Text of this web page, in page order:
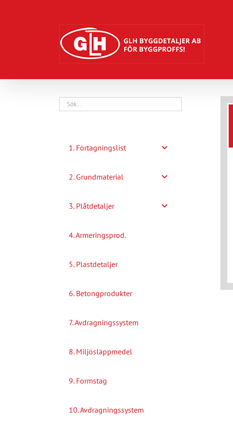
1. Förtagningslist
2. Grundmaterial
3. Plåtdetaljer
4. Armeringsprod.
5. Plastdetaljer
6. Betongprodukter
7. Avdragningssystem
8. Miljösläppmedel
9. Formstag
10. Avdragningssystem